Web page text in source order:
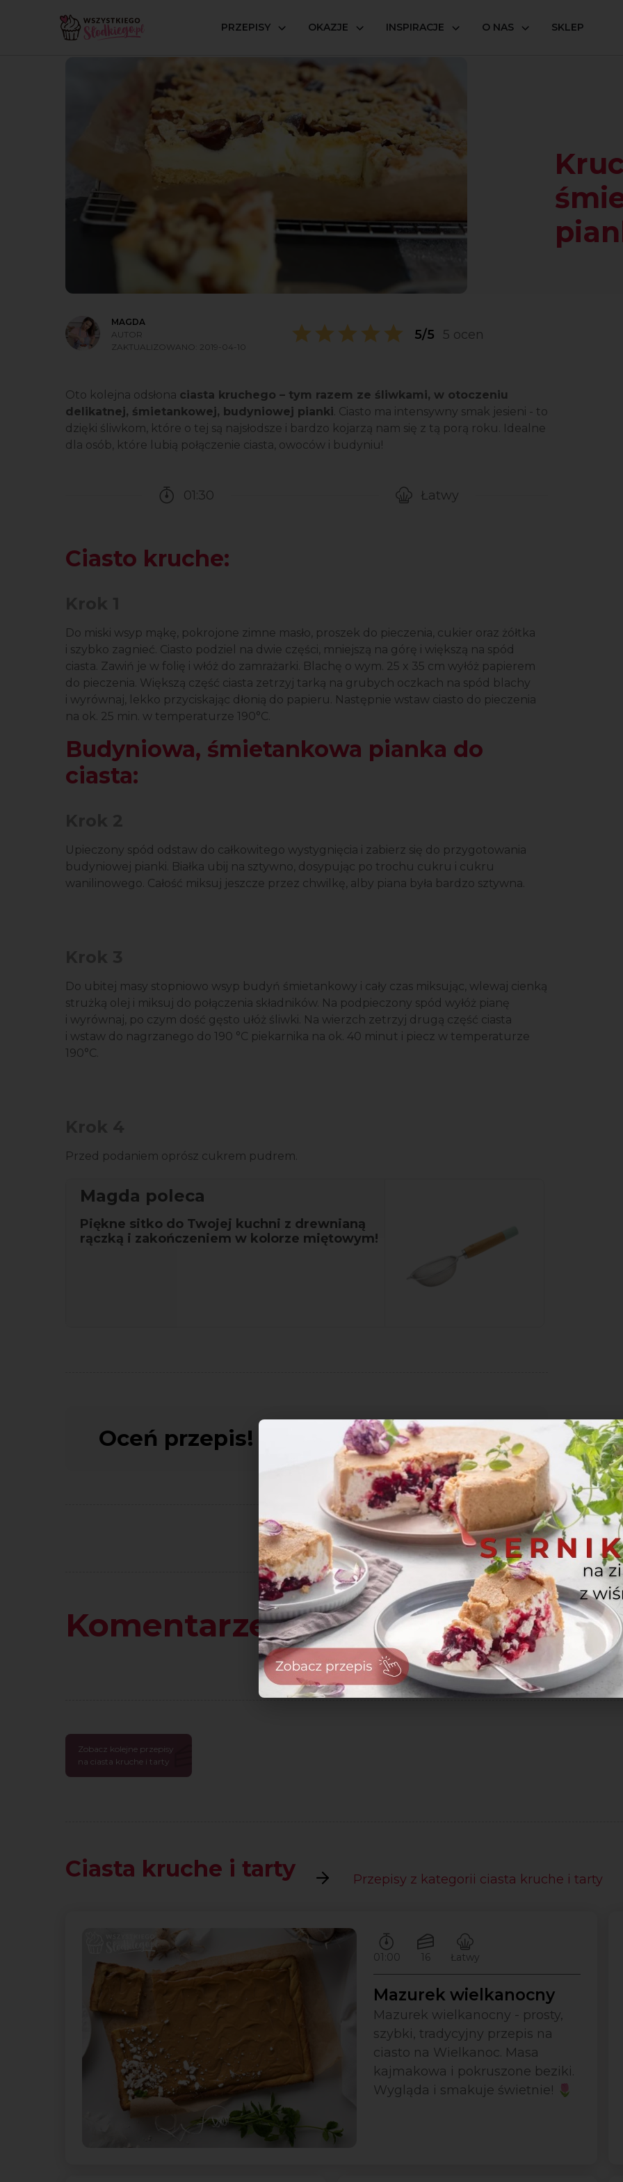
PRZEPISY OKAZJE INSPIRACJE O NAS SKLEP
Strona główna Przepisy Ciasta kruche i tarty Kruche ciasto ze śmietankową pianką i śliwkami
MAGDA
AUTOR
ZAKTUALIZOWANO: 2019-04-10
5/5 5 ocen
Oto kolejna odsłona ciasta kruchego – tym razem ze śliwkami, w otoczeniu
delikatnej, śmietankowej, budyniowej pianki. Ciasto ma intensywny smak jesieni - to
dzięki śliwkom, które o tej są najsłodsze i bardzo kojarzą nam się z tą porą roku. Idealne
dla osób, które lubią połączenie ciasta, owoców i budyniu!
01:30
Łatwy
Ciasto kruche:
Do miski wsyp mąkę, pokrojone zimne masło, proszek do pieczenia, cukier oraz żółtka
i szybko zagnieć. Ciasto podziel na dwie części, mniejszą na górę i większą na spód
ciasta. Zawiń je w folię i włóż do zamrażarki. Blachę o wym. 25 x 35 cm wyłóż papierem
do pieczenia. Większą część ciasta zetrzyj tarką na grubych oczkach na spód blachy
i wyrównaj, lekko przyciskając dłonią do papieru. Następnie wstaw ciasto do pieczenia
na ok. 25 min. w temperaturze 190°C.
Budyniowa, śmietankowa pianka do
ciasta:
Upieczony spód odstaw do całkowitego wystygnięcia i zabierz się do przygotowania
budyniowej pianki. Białka ubij na sztywno, dosypując po trochu cukru i cukru
wanilinowego. Całość miksuj jeszcze przez chwilkę, alby piana była bardzo sztywna.
Do ubitej masy stopniowo wsyp budyń śmietankowy i cały czas miksując, wlewaj cienką
strużką olej i miksuj do połączenia składników. Na podpieczony spód wyłóż pianę
i wyrównaj, po czym dość gęsto ułóż śliwki. Na wierzch zetrzyj drugą część ciasta
i wstaw do nagrzanego do 190 °C piekarnika na ok. 40 minut i piecz w temperaturze
190°C.
Przed podaniem oprósz cukrem pudrem.
Magda poleca
Piękne sitko do Twojej kuchni z drewnianą
rączką i zakończeniem w kolorze miętowym!
Oceń przepis!
Komentarze
Zobacz kolejne przepisy
na ciasta kruche i tarty
Ciasta kruche i tarty Przepisy z kategorii ciasta kruche i tarty
Czas przygotowywania:
01:00
Ilość porcji:
16
Poziom trudności:
Łatwy
Mazurek wielkanocny
Mazurek wielkanocny - prosty,
szybki, tradycyjny przepis na
ciasto na Wielkanoc. Masa
kajmakowa i pokruszone beziki.
Wygląda i smakuje świetnie! 🌷